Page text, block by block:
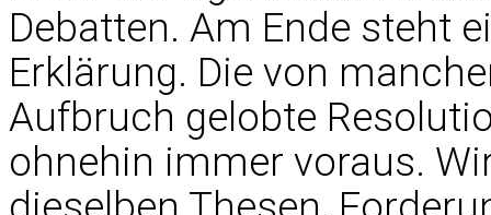
Debatten. Am Ende steht
Erklärung. Die von
Aufbruch gelobte
ohnehin immer voraus.